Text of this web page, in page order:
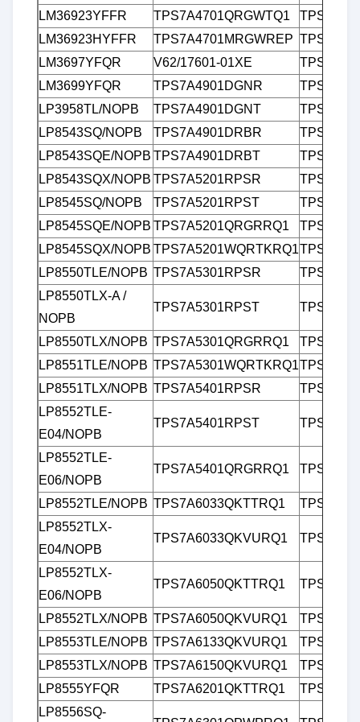
메시지를 남겨주세요
곧 다시 연락 드리겠습니다!
제출
LM36923YFFR
TPS7A4701QRGWTQ1
LM36923HYFFR
TPS7A4701MRGWREP
LM3697YFQR
V62/17601-01XE
LM3699YFQR
TPS7A4901DGNR
LP3958TL/NOPB
TPS7A4901DGNT
LP8543SQ/NOPB
TPS7A4901DRBR
LP8543SQE/NOPB TPS7A4901DRBT
LP8543SQX/NOPB TPS7A5201RPSR
LP8545SQ/NOPB
TPS7A5201RPST
LP8545SQE/NOPB TPS7A5201QRGRRQ1
LP8545SQX/NOPB TPS7A5201WQRTKRQ1
LP8550TLE/NOPB TPS7A5301RPSR
LP8550TLX-A /
NOPB
TPS7A5301RPST
LP8550TLX/NOPB TPS7A5301QRGRRQ1
LP8551TLE/NOPB TPS7A5301WQRTKRQ1
LP8551TLX/NOPB TPS7A5401RPSR
LP8552TLE-
E04/NOPB
TPS7A5401RPST
LP8552TLE-
E06/NOPB
TPS7A5401QRGRRQ1
LP8552TLE/NOPB TPS7A6033QKTTRQ1
LP8552TLX-
E04/NOPB
TPS7A6033QKVURQ1
LP8552TLX-
E06/NOPB
TPS7A6050QKTTRQ1
LP8552TLX/NOPB TPS7A6050QKVURQ1
LP8553TLE/NOPB TPS7A6133QKVURQ1
LP8553TLX/NOPB TPS7A6150QKVURQ1
LP8555YFQR
TPS7A6201QKTTRQ1
LP8556SQ-